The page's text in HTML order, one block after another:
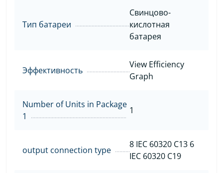
Тип батареи
Свинцово-
кислотная
батарея
Эффективность
View Efficiency
Graph
Number of Units in Package
1
1
output connection type
8 IEC 60320 C13 6
IEC 60320 C19